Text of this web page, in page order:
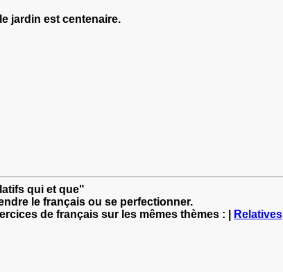
jardin est centenaire.
qui et que"
le français ou se perfectionner.
de français sur les mêmes thèmes : | Relatives